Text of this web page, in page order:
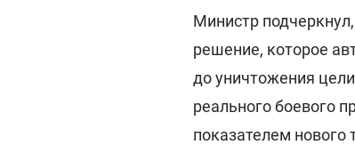
Министр
решение, которое
до уничтожения
реального боевого
показателем нового